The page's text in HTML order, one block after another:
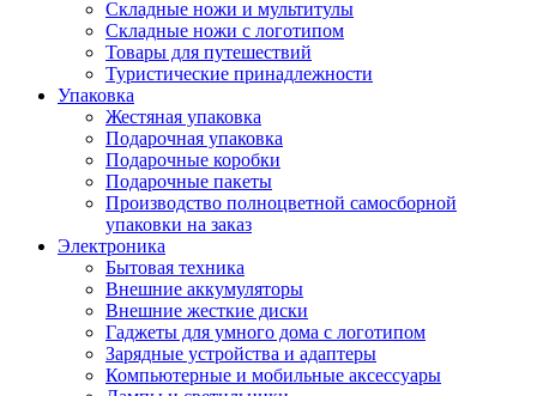
Складные ножи и мультитулы
Складные ножи с логотипом
Товары для путешествий
Туристические принадлежности
Упаковка
Жестяная упаковка
Подарочная упаковка
Подарочные коробки
Подарочные пакеты
Производство полноцветной самосборной
упаковки на заказ
Электроника
Бытовая техника
Внешние аккумуляторы
Внешние жесткие диски
Гаджеты для умного дома с логотипом
Зарядные устройства и адаптеры
Компьютерные и мобильные аксессуары